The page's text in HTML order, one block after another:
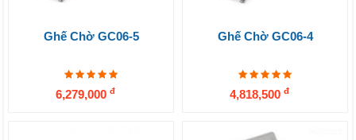
Ghế Chờ GC06-5
6,279,000 đ
Ghế Chờ GC06-4
4,818,500 đ